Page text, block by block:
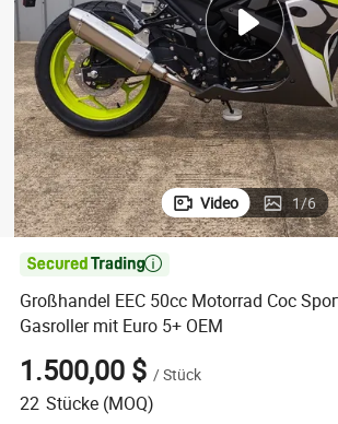
Video 1/6

Großhandel EEC 50cc Motorrad Coc
Gasroller mit Euro 5+ OEM
1.500,00 $ /Stück
22 Stücke (MOQ)